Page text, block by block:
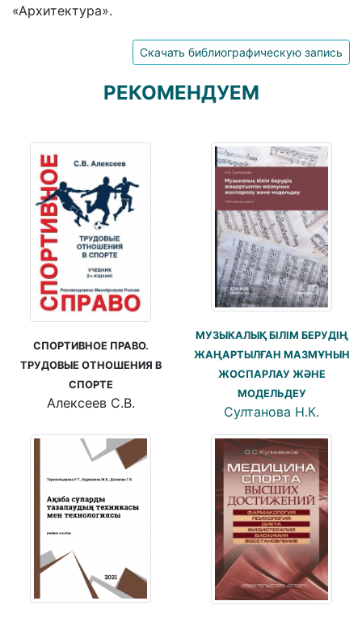
«Архитектура».
Скачать библиографическую запись
РЕКОМЕНДУЕМ
СПОРТИВНОЕ ПРАВО.
ТРУДОВЫЕ ОТНОШЕНИЯ В
СПОРТЕ
Алексеев С.В.
МУЗЫКАЛЫҚ БІЛІМ БЕРУДІҢ
ЖАҢАРТЫЛҒАН МАЗМҰНЫН
ЖОСПАРЛАУ ЖӘНЕ
МОДЕЛЬДЕУ
Султанова Н.К.